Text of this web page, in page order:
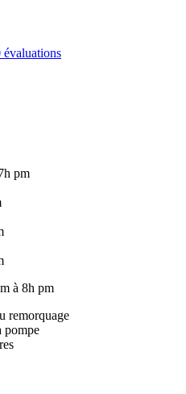
évaluations
pm
à 8h pm
remorquage
pompe